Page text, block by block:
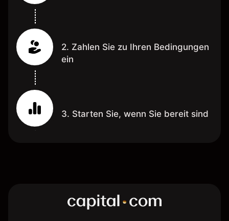
2. Zahlen Sie zu Ihren Bedingungen
ein
3. Starten Sie, wenn Sie bereit sind